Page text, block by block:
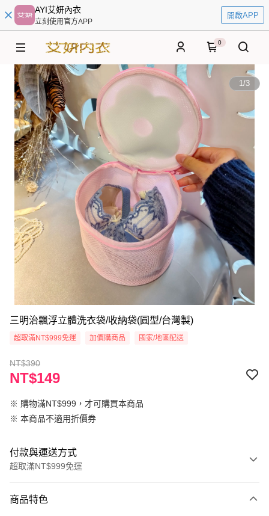
AYI艾妍內衣
立刻使用官方APP
開啟APP
0
1/3
三明治飄浮立體洗衣袋/收納袋(圓型/台灣製)
超取滿NT$999免運 加價購商品 國家/地區配送
NT$390
NT$149
※ 購物滿NT$999，才可購買本商品
※ 本商品不適用折價券
付款與運送方式
超取滿NT$999免運
信用卡一次付款
商品特色